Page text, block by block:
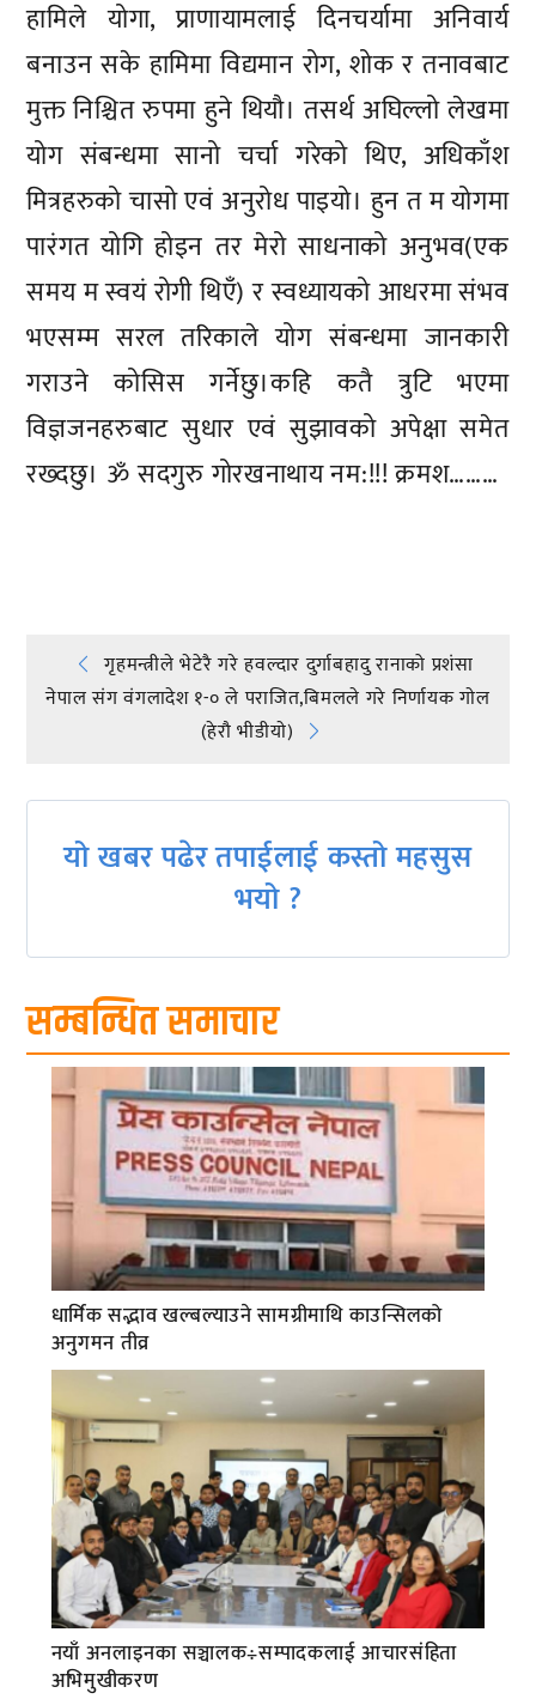
हामिले योगा, प्राणायामलाई दिनचर्यामा अनिवार्य
बनाउन सके हामिमा विद्यमान रोग, शोक र तनावबाट
मुक्त निश्चित रुपमा हुने थियौ। तसर्थ अघिल्लो लेखमा
योग संबन्धमा सानो चर्चा गरेको थिए, अधिकाँश
मित्रहरुको चासो एवं अनुरोध पाइयो। हुन त म योगमा
पारंगत योगि होइन तर मेरो साधनाको अनुभव(एक
समय म स्वयं रोगी थिएँ) र स्वध्यायको आधरमा संभव
भएसम्म सरल तरिकाले योग संबन्धमा जानकारी
गराउने कोसिस गर्नेछु।कहि कतै त्रुटि भएमा
विज्ञजनहरुबाट सुधार एवं सुझावको अपेक्षा समेत
रख्दछु। ॐ सदगुरु गोरखनाथाय नम:!!! क्रमश………
Post
navigation
गृहमन्त्रीले भेटेरै गरे हवल्दार दुर्गाबहादु रानाको प्रशंसा
नेपाल संग वंगलादेश १-० ले पराजित,बिमलले गरे निर्णायक गाेल
(हेराै भीडीयाे)
यो खबर पढेर तपाईलाई कस्तो महसुस
भयो ?
सम्बन्धित समाचार
धार्मिक सद्भाव खल्बल्याउने सामग्रीमाथि काउन्सिलको
अनुगमन तीव्र
नयाँ अनलाइनका सञ्चालक÷सम्पादकलाई आचारसंहिता
अभिमुखीकरण